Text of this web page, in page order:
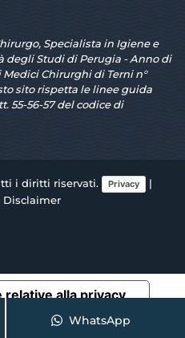
WhatsApp
Specialista in Igiene e
degli Studi di Perugia - Anno di
Chirurghi di Terni n°
sito rispetta le linee guida
55-56-57 del codice di
i diritti riservati. Privacy |
Disclaimer
alla privacy